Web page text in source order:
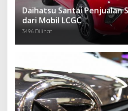
Daihatsu Santai Penjualan
dari Mobil LCGC
3496 Dilihat